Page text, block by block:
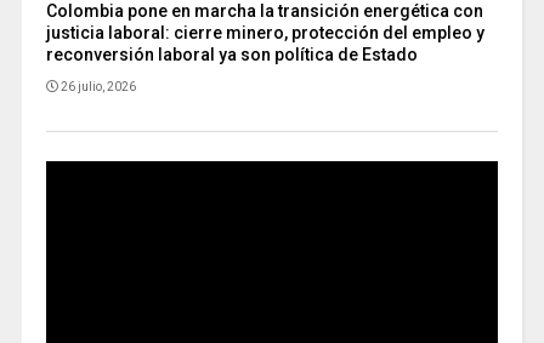
Colombia pone en marcha la transición energética con
justicia laboral: cierre minero, protección del empleo y
reconversión laboral ya son política de Estado
26 julio, 2026